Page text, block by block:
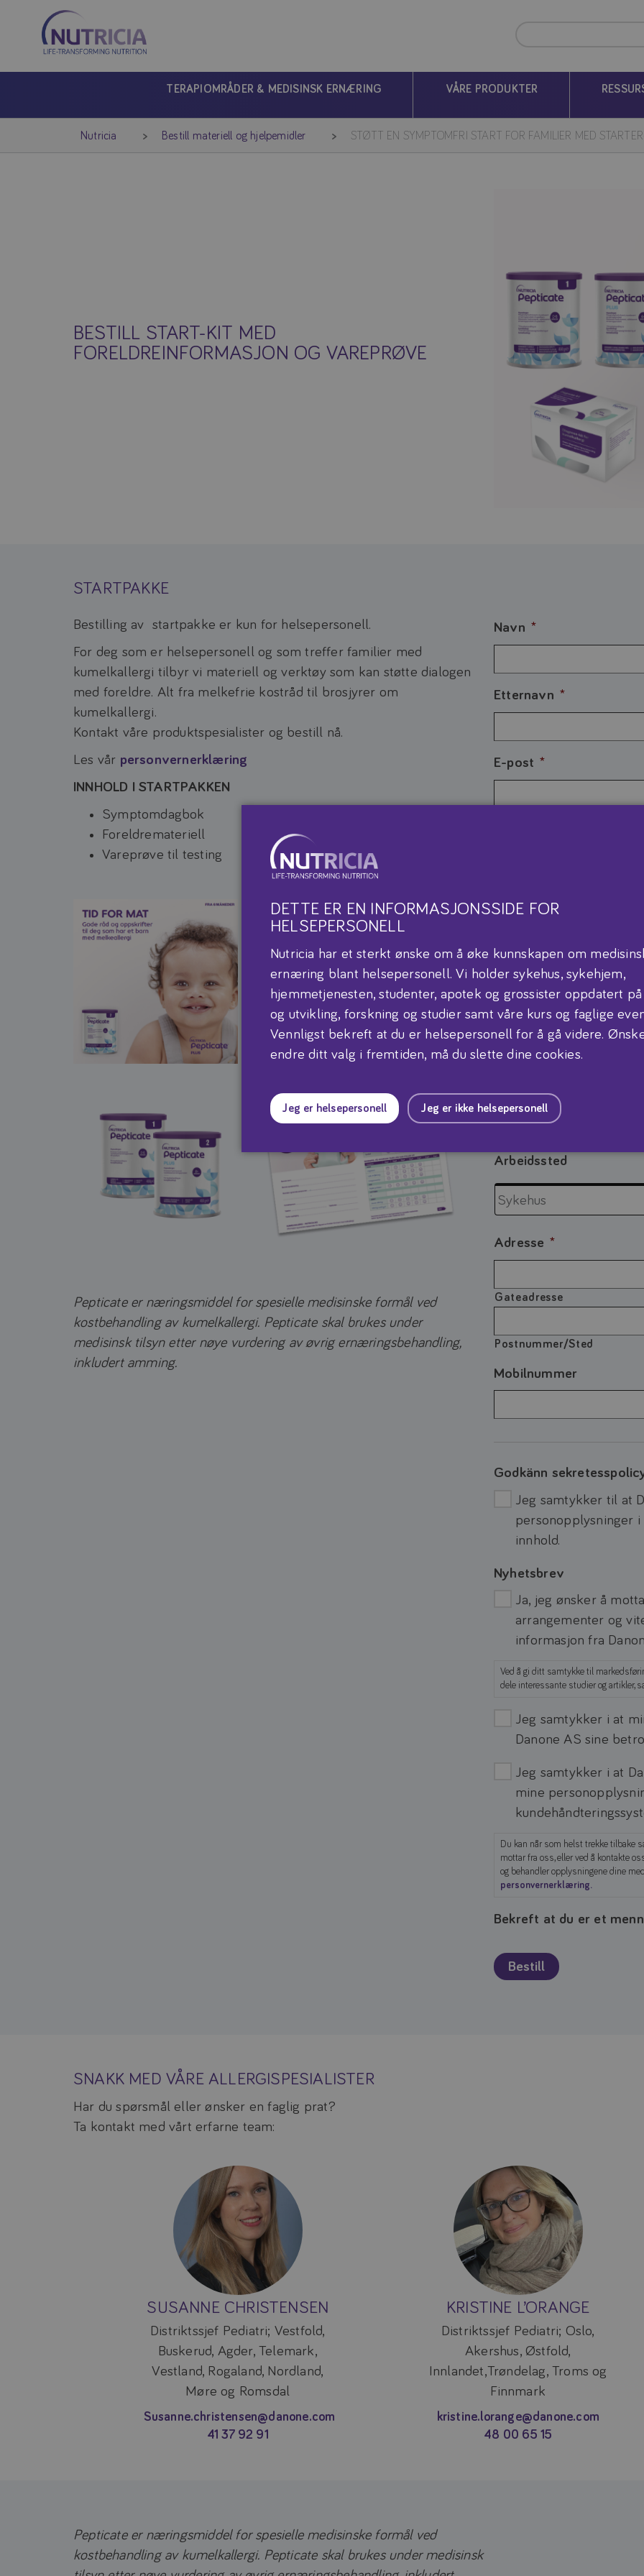
Nutricia
Nutricia
TERAPIOMRÅDER & MEDISINSK ERNÆRING VÅRE PRODUKTER
Nutricia Bestill materiell og hjelpemidler STØTT EN SYMPTOMFRI START FOR FAMILIER MED
DETTE ER EN INFORMASJONSSIDE FOR
HELSEPERSONELL
Nutricia har et sterkt ønske om å øke kunnskapen om
ernæring blant helsepersonell. Vi holder sykehus, sykehjem,
hjemmetjenesten, studenter, apotek og grossister oppdatert
og utvikling, forskning og studier samt våre kurs og faglige
Vennligst bekreft at du er helsepersonell for å gå videre.
endre ditt valg i fremtiden, må du slette dine cookies.
Jeg er helsepersonell Jeg er ikke helsepersonell
BESTILL START-KIT MED
FORELDREINFORMASJON OG VAREPRØVE
STARTPAKKE
Bestilling av startpakke er kun for helsepersonell.
For deg som er helsepersonell og som treffer familier med
kumelkallergi tilbyr vi materiell og verktøy som kan støtte dialogen
med foreldre. Alt fra melkefrie kostråd til brosjyrer om
kumelkallergi.
Kontakt våre produktspesialister og bestill nå.
Les vår personvernerklæring
INNHOLD I STARTPAKKEN
Symptomdagbok
Foreldremateriell
Vareprøve til testing
Pepticate er næringsmiddel for spesielle medisinske formål ved
kostbehandling av kumelkallergi. Pepticate skal brukes under
medisinsk tilsyn etter nøye vurdering av øvrig ernæringsbehandling,
inkludert amming.
Navn *
Etternavn *
E-post *
Fagområde
Spesialitet *
Arbeidssted
Adresse *
Gateadresse
Postnummer/Sted
Mobilnummer
Godkänn
Jeg samtykker til at
personopplysninger
innhold.
Nyhetsbrev
Ja, jeg ønsker å
arrangementer og
informasjon fra
Ved å gi ditt samtykke til
dele interessante studier og artikler,
Tredjeparter
Jeg samtykker i at
Danone AS sine
Kunderelationer
Jeg samtykker i at
mine
Du kan når som helst trekke tilbake
mottar fra oss, eller ved å kontakte
og behandler opplysningene dine
personvernerklæring.
Bekreft at du er et
SNAKK MED VÅRE ALLERGISPESIALISTER
Har du spørsmål eller ønsker en faglig prat?
Ta kontakt med vårt erfarne team:
SUSANNE CHRISTENSEN
Distriktssjef Pediatri; Vestfold,
Buskerud, Agder, Telemark,
Vestland, Rogaland, Nordland,
Møre og Romsdal
Susanne.christensen@danone.com
41 37 92 91
KRISTINE L’ORANGE
Distriktssjef Pediatri; Oslo,
Akershus, Østfold,
Innlandet,Trøndelag, Troms og
Finnmark
kristine.lorange@danone.com
48 00 65 15
Pepticate er næringsmiddel for spesielle medisinske formål ved
kostbehandling av kumelkallergi. Pepticate skal brukes under medisinsk